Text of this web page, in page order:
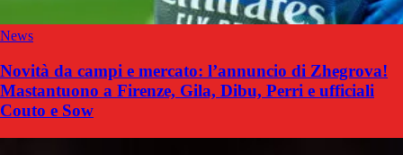
News
Novità da campi e mercato: l’annuncio di Zhegrova!
Mastantuono a Firenze, Gila, Dibu, Perri e ufficiali
Couto e Sow